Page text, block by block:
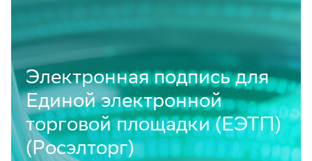
Электронная подпись для
Единой электронной
торговой площадки (ЕЭТП)
(Росэлторг)